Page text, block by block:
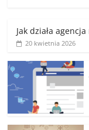
Jak działa
20 kwietnia 2026